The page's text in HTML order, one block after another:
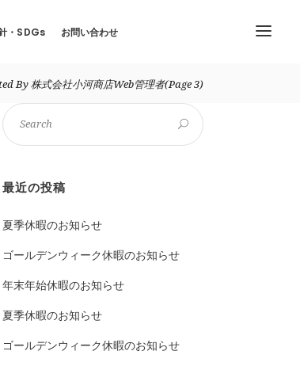
・SDGs お問い合わせ
By 株式会社小河商店web管理者(Page 3)
最近の投稿
夏季休暇のお知らせ
ゴールデンウィーク休暇のお知らせ
年末年始休暇のお知らせ
夏季休暇のお知らせ
ゴールデンウィーク休暇のお知らせ